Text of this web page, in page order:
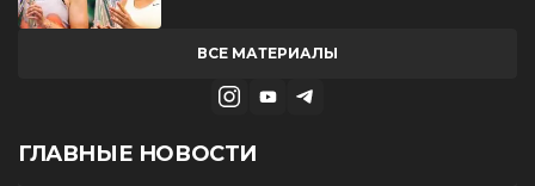
ВСЕ МАТЕРИАЛЫ
ГЛАВНЫЕ НОВОСТИ